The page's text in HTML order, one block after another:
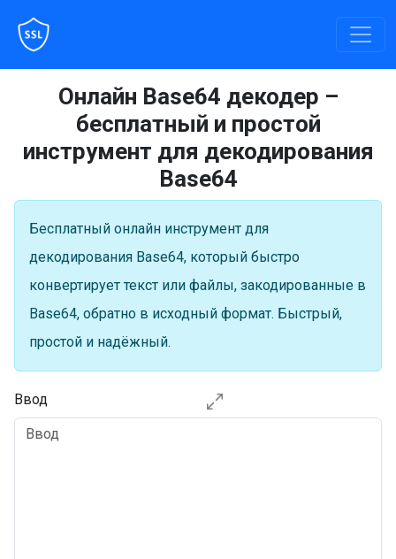
Онлайн Base64 декодер –
бесплатный и простой
инструмент для декодирования
Base64
Бесплатный онлайн инструмент для
декодирования Base64, который быстро
конвертирует текст или файлы, закодированные в
Base64, обратно в исходный формат. Быстрый,
простой и надёжный.
Ввод